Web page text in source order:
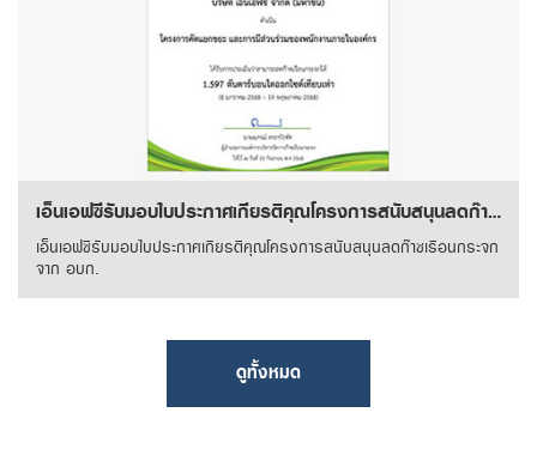
เอ็นเอฟซีรับมอบใบประกาศเกียรติคุณโครงการสนับสนุนลดก๊าซเรือนกระจก จาก อบก.
เอ็นเอฟซีรับมอบใบประกาศเกียรติคุณโครงการสนับสนุนลดก๊าซเรือนกระจก
จาก อบก.
ดูทั้งหมด